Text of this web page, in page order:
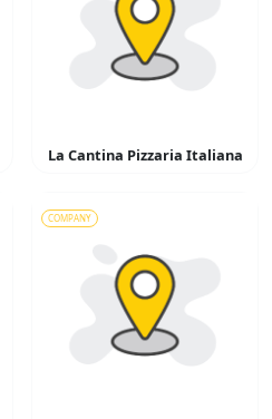
La Cantina Pizzaria Italiana
COMPANY